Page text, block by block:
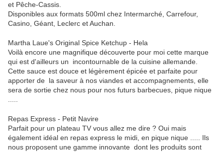
et Pêche-Cassis.
Disponibles aux formats 500ml chez Intermarché, Carrefour,
Casino, Géant, Leclerc et Auchan.
Martha Laue's Original Spice Ketchup - Hela
Voilà encore une magnifique découverte pour moi cette marque
qui est d'ailleurs un incontournable de la cuisine allemande.
Cette sauce est douce et légèrement épicée et parfaite pour
apporter de la saveur à nos viandes et accompagnements, elle
sera de sortie chez nous pour nos futurs barbecues, pique nique
Repas Express - Petit Navire
Parfait pour un plateau TV vous allez me dire ? Oui mais
également idéal en repas express le midi, en pique nique ..... Ils
nous proposent une gamme innovante dont les produits sont